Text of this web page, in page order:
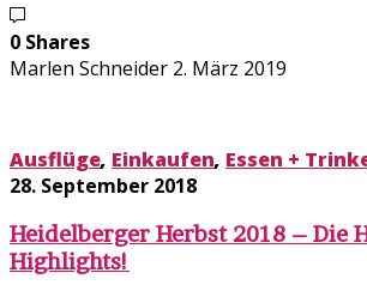
0 Shares
Marlen Schneider 2. März 2019
Ausflüge, Einkaufen, Essen +
28. September 2018
Heidelberger Herbst 2018 – Die
Highlights!